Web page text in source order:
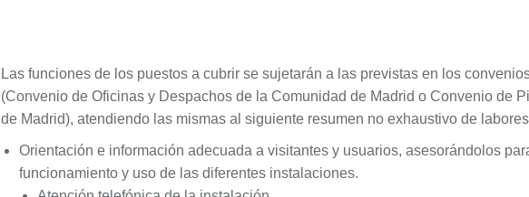
Las funciones de los puestos a cubrir se sujetarán a las previstas en los
(Convenio de Oficinas y Despachos de la Comunidad de Madrid o Convenio de
de Madrid), atendiendo las mismas al siguiente resumen no exhaustivo de
Orientación e información adecuada a visitantes y usuarios, asesorándolos
funcionamiento y uso de las diferentes instalaciones.